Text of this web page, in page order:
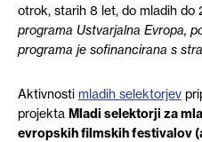
otrok, starih 8 let, do mladih do
programa Ustvarjalna Evropa,
programa je sofinancirana s
Aktivnosti mladih selektorjev
projekta Mladi selektorji za
evropskih filmskih festivalov